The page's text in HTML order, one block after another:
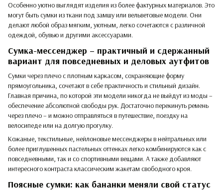
Особенно уютно выглядят изделия из более фактурных материалов. Это
могут быть сумки из ткани под замшу или вельветовые модели. Они
делают любой образ мягким, уютным, легко сочетаются с различной
одеждой, обувью и другими аксессуарами.
Сумка-мессенджер – практичный и сдержанный
вариант для повседневных и деловых аутфитов
Сумки через плечо с плотным каркасом, сохраняющие форму
прямоугольника, сочетают в себе практичность и стильный дизайн.
Главная причина, по которой эти модели никогда не выйдут из моды –
обеспечение абсолютной свободы рук. Достаточно перекинуть ремень
через плечо – и можно отправляться в путешествие, поездку на
велосипеде или на долгую прогулку.
Кожаные, текстильные, нейлоновые мессенджеры в нейтральных или
более приглушенных пастельных оттенках легко комбинируются как с
повседневными, так и со спортивными вещами. А также добавляют
интересного контраста классическим жакетам свободного кроя.
Поясные сумки: как бананки меняли свой статус